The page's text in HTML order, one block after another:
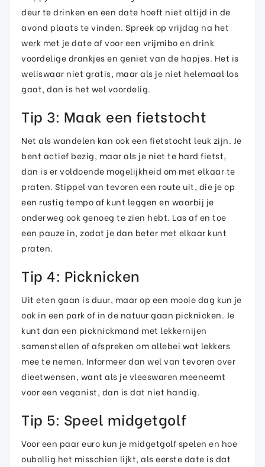
deur te drinken en een date hoeft niet altijd in de
avond plaats te vinden. Spreek op vrijdag na het
werk met je date af voor een vrijmibo en drink
voordelige drankjes en geniet van de hapjes. Het is
weliswaar niet gratis, maar als je niet helemaal los
gaat, dan is het wel voordelig.
Tip 3: Maak een fietstocht
Net als wandelen kan ook een fietstocht leuk zijn. Je
bent actief bezig, maar als je niet te hard fietst,
dan is er voldoende mogelijkheid om met elkaar te
praten. Stippel van tevoren een route uit, die je op
een rustig tempo af kunt leggen en waarbij je
onderweg ook genoeg te zien hebt. Las af en toe
een pauze in, zodat je dan beter met elkaar kunt
praten.
Tip 4: Picknicken
Uit eten gaan is duur, maar op een mooie dag kun je
ook in een park of in de natuur gaan picknicken. Je
kunt dan een picknickmand met lekkernijen
samenstellen of afspreken om allebei wat lekkers
mee te nemen. Informeer dan wel van tevoren over
dieetwensen, want als je vleeswaren meeneemt
voor een veganist, dan is dat niet handig.
Tip 5: Speel midgetgolf
Voor een paar euro kun je midgetgolf spelen en hoe
oubollig het misschien lijkt, als eerste date is dat